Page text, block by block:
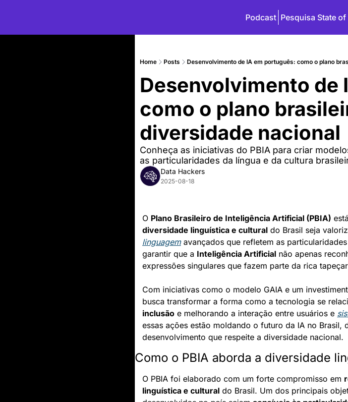
Podcast Pesquisa State of
Home Posts Desenvolvimento de IA em português: como o plano
Desenvolvimento de
como o plano
diversidade nacional
Conheça as iniciativas do PBIA para criar
as particularidades da língua e da cultura
Data Hackers
2025-08-18
O Plano Brasileiro de Inteligência Artificial (PBIA)
diversidade linguística e cultural do Brasil seja
linguagem avançados que refletem as
garantir que a Inteligência Artificial não apenas
expressões singulares que fazem parte da rica
Com iniciativas como o modelo GAIA e um
inclusão e melhorando a interação entre usuários e
essas ações estão moldando o futuro da IA no Brasil,
desenvolvimento que respeite a diversidade nacional.
Como o PBIA aborda a diversidade
O PBIA foi elaborado com um forte compromisso em
linguística e cultural do Brasil. Um dos principais